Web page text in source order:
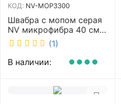
КОД: NV-MOP3300
Швабра с мопом серая
NV микрофибра 40 см
NV-MOP3300
(1)
В наличии: